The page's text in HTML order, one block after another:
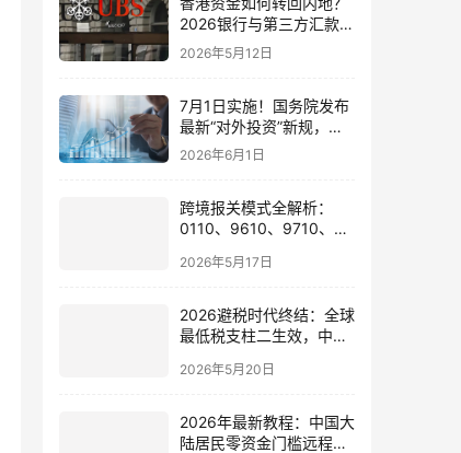
2026银行与第三方汇款全
攻略
2026年5月12日
7月1日实施！国务院发布
最新“对外投资”新规，炒
股、出海、海外资产配置
2026年6月1日
跨境报关模式全解析：
0110、9610、9710、
别与最佳应用场景
2026年5月17日
2026避税时代终结：全球
最低税支柱二生效，中国
策略
2026年5月20日
2026年最新教程：中国大
陆居民零资金门槛远程开